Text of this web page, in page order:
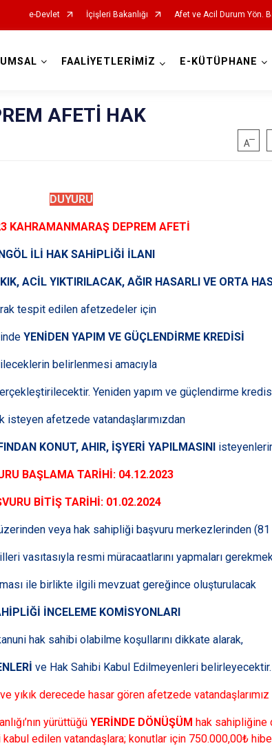
e-Devlet İçişleri Bakanlığı Afet ve Acil Durum Yön.
FAALİYETLERİMİZ E-KÜTÜPHANE
AFETİ HAK
DUYURU
KAHRAMANMARAŞ DEPREM AFETİ
İLİ HAK SAHİPLİĞİ İLANI
ACİL YIKTIRILACAK, AĞIR HASARLI VE ORTA
tespit edilen afetzedeler için
YENİDEN YAPIM VE GÜÇLENDİRME KREDİSİ
belirlenmesi amacıyla
Yeniden yapım ve güçlendirme
isteyen afetzede vatandaşlarımızdan
KONUT, AHIR, İŞYERİ YAPILMASINI
BAŞLAMA TARİHİ: 04.12.2023
BİTİŞ TARİHİ: 01.02.2024
veya hak sahipliği başvuru merkezlerinden (81
vasıtasıyla resmi müracaatlarını yapmaları
ile birlikte ilgili mevzuat gereğince oluşturulacak
İNCELEME KOMİSYONLARI
hak sahibi olabilme koşullarını dikkate alarak,
ve Hak Sahibi Kabul Edilmeyenleri belirleyecektir.
yıkık derecede hasar gören afetzede vatandaşlarımız
yürüttüğü YERİNDE DÖNÜŞÜM hak sahipliğine
kabul edilen vatandaşlara; konutlar için 750.000,00₺